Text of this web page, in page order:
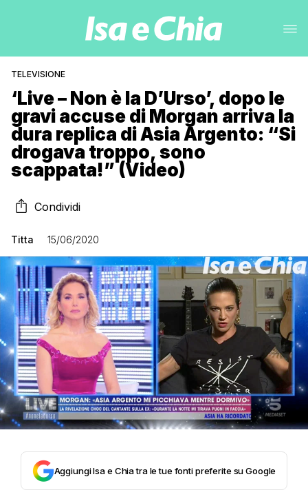
TELEVISIONE
‘Live – Non è la D’Urso’, dopo le
gravi accuse di Morgan arriva la
dura replica di Asia Argento: “Si
drogava troppo, sono
scappata!” (Video)
Condividi
Titta 15/06/2020
Aggiungi Isa e Chia tra le tue fonti preferite su Google